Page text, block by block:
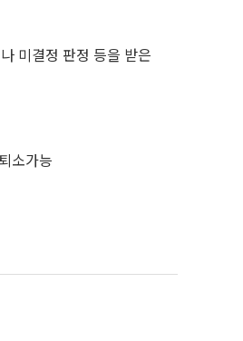
미결정 판정 등을 받은
소가능